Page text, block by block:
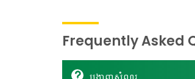
Frequently Asked